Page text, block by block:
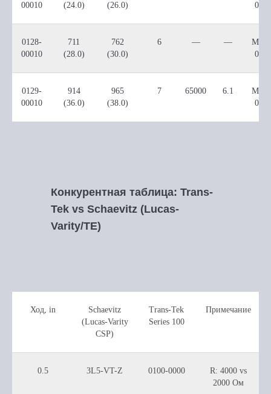
00010
(24.0)
(26.0)
0028
0128-
00010
711
(28.0)
762
(30.0)
6 — —
0029
0129-
00010
914
(36.0)
965
(38.0)
7 65000 6.1
0040
Конкурентная таблица: Trans-
Tek vs Schaevitz (Lucas-
Varity/TE)
Ход, in
Schaevitz
(Lucas-Varity
CSP)
Trans-Tek
Series 100
Примечание
0.5 3L5-VT-Z 0100-0000
R: 4000 vs
2000 Ом